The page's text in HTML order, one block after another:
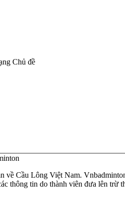
Chủ đề
về Cầu Lông Việt Nam.
thông tin do thành viên đưa lên trừ